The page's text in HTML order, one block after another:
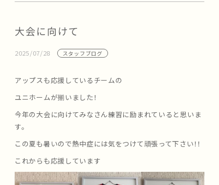
大会に向けて
2025/07/28 スタッフブログ
アップスも応援しているチームの
ユニホームが揃いました！
今年の大会に向けてみなさん練習に励まれていると思いま
す。
この夏も暑いので熱中症には気をつけて頑張って下さい！！
これからも応援しています